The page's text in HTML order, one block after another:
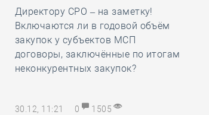
Директору СРО – на заметку!
Включаются ли в годовой объём
закупок у субъектов МСП
договоры, заключённые по итогам
неконкурентных закупок?
30.12, 11:21 0 1505